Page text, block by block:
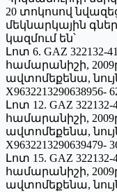
20 տոկոսով
մեկնարկային
կազմում են՝
Լոտ 6. GAZ 322132-
համարանիշի,
ավտոմեքենա,
Լոտ 12. GAZ
համարանիշի,
ավտոմեքենա,
Լոտ 15. GAZ
համարանիշի,
ավտոմեքենա,